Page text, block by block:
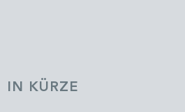
IN KÜRZE